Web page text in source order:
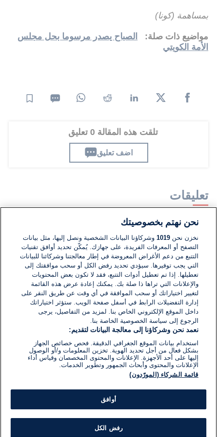
بمساهمة (كونا)
مواضيع ذات صلة:
الصباح يصدر مرسوما بحل مجلس
الأمة الكويتي
تلقت هذه المقالة 0 تعليق
اضف تعليق
تعليقات
لا توجد تعليقات مكتوبة حتى الآن. كن الأول!
اكتب تعليقًا جديدًا ...
نحن نهتم بخصوصيتك
نخزن نحن1019 وشركاؤنا البيانات الشخصية ونصل إليها، مثل بيانات
التصفح أو المعرفات الفريدة، على جهازك. يُمكّن تحديد أوافق تقنيات
التتبع من دعم الأغراض المعروضة في إطار معالجتنا وشركائنا للبيانات
التي يجب توفيرها. سيؤدي تحديد رفض الكل أو سحب موافقتك إلى
تعطيلها. إذا تم تعطيل أدوات التتبع، فقد لا تكون بعض المحتويات
والإعلانات التي تراها ذا صلة بك. يمكنك إعادة عرض هذه القائمة
لتغيير اختياراتك أو سحب الموافقة في أي وقت عن طريق النقر على
إدارة التفضيلات الرابط في أسفل صفحة الويب. ستؤثر اختياراتك
داخل الموقع الإلكتروني الخاص بنا. لمزيد من التفاصيل، يرجى
الرجوع إلى سياسة الخصوصية الخاصة بنا.
نعمد نحن وشركاؤنا إلى معالجة البيانات لتقديم:
استخدام بيانات الموقع الجغرافي الدقيقة. فحص خصائص الجهاز
بشكل فعال من أجل تحديد الهوية. تخزين المعلومات و/أو الوصول
إليها على أحد الأجهزة. الإعلانات والمحتوى المخصصان وقياس أداء
الإعلانات والمحتوى وأبحاث الجمهور وتطوير الخدمات.
قائمة الشركاء (المورّدون)
أوافق
رفض الكل